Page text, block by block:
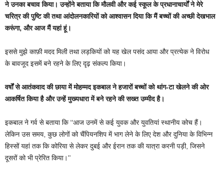
ने उनका बचाव किया। उन्होंने बताया कि मौलवी और कई स्कूल के प्रधानाचार्यों ने मेरे
चरित्र की पुष्टि की तथा आंदोलनकारियों को आश्वासन दिया कि मैं बच्चों की अच्छी देखभाल
करूंगा, और आज मैं यहां हूं।
इससे मुझे काफ़ी मदद मिली तथा लड़कियों को यह खेल पसंद आया और प्रत्येक ने विरोध
के बावजूद इसमें बने रहने के लिए दृढ़ संकल्प किया।
वर्षों से आतंकवाद की छाया में मोहम्मद इकबाल ने हजारों बच्चों को थांग-टा खेलने की ओर
आकर्षित किया है और उन्हें मुख्यधारा में बने रहने की सख्त उम्मीद है।
इकबाल ने गर्व से बताया कि ‘‘आज उनमें से कई युवक और युवतियां स्थानीय कोच हैं।
लेकिन उस समय, कुछ लोगों को चैंपियनशिप में भाग लेने के लिए देश और दुनिया के विभिन्न
हिस्सों यहां तक कि कोरिया से लेकर दुबई और ईरान तक की यात्रा करनी पड़ी, जिसने
दूसरों को भी प्रेरित किया।’’